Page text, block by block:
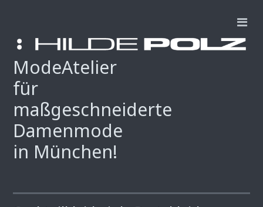
ModeAtelier
für
maßgeschneiderte
Damenmode
in München!